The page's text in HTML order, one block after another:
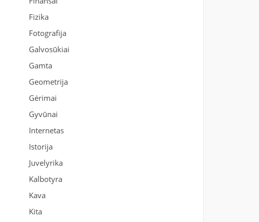
Fizika
Fotografija
Galvosūkiai
Gamta
Geometrija
Gėrimai
Gyvūnai
Internetas
Istorija
Juvelyrika
Kalbotyra
Kava
Kita